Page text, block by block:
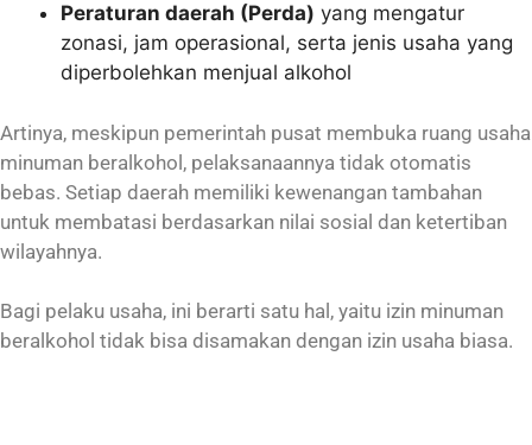
Peraturan daerah (Perda) yang mengatur
zonasi, jam operasional, serta jenis usaha yang
diperbolehkan menjual alkohol
Artinya, meskipun pemerintah pusat membuka ruang usaha
minuman beralkohol, pelaksanaannya tidak otomatis
bebas. Setiap daerah memiliki kewenangan tambahan
untuk membatasi berdasarkan nilai sosial dan ketertiban
wilayahnya.
Bagi pelaku usaha, ini berarti satu hal, yaitu izin minuman
beralkohol tidak bisa disamakan dengan izin usaha biasa.